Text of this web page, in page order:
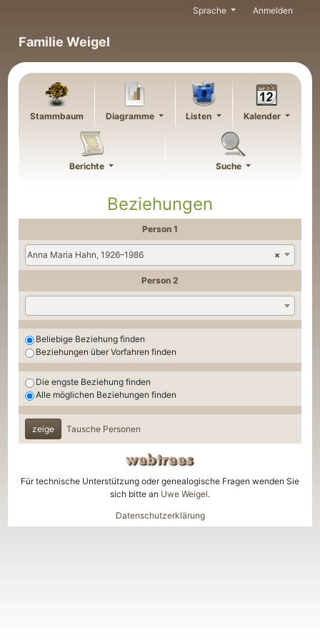
Familie Weigel
Sprache Anmelden
Stammbaum Diagramme Listen Kalender
Berichte Suche
Beziehungen
Person 1
×
Anna Maria Hahn, 1926–1986
Person 2
Beliebige Beziehung finden
Beziehungen über Vorfahren finden
Die engste Beziehung finden
Alle möglichen Beziehungen finden
zeige Tausche Personen
Für technische Unterstützung oder genealogische Fragen wenden Sie
sich bitte an Uwe Weigel.
Datenschutzerklärung